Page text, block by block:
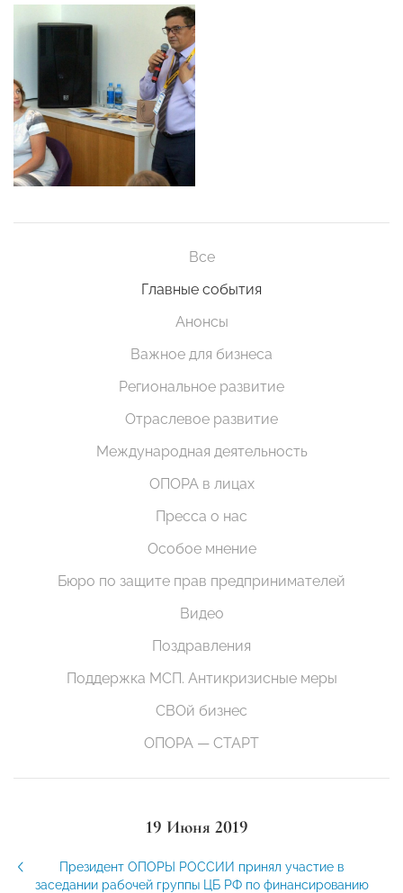
Все
Главные события
Анонсы
Важное для бизнеса
Региональное развитие
Отраслевое развитие
Международная деятельность
ОПОРА в лицах
Пресса о нас
Особое мнение
Бюро по защите прав предпринимателей
Видео
Поздравления
Поддержка МСП. Антикризисные меры
СВОй бизнес
ОПОРА — СТАРТ
19 Июня 2019
Президент ОПОРЫ РОССИИ принял участие в
заседании рабочей группы ЦБ РФ по финансированию